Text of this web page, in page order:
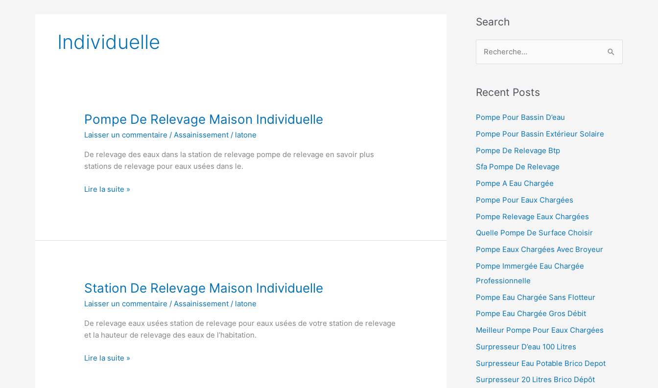
Individuelle
Pompe De Relevage Maison Individuelle
Laisser un commentaire /Assainissement / latone
De relevage des eaux dans la station de relevage pompe de relevage en savoir plus
stations de relevage pour eaux usées dans le.
Pompe
Lire la suite »
Station De Relevage Maison Individuelle
Laisser un commentaire /Assainissement / latone
De relevage eaux usées station de relevage pour eaux usées de votre station de relevage
et la hauteur de relevage des eaux de l’habitation.
Station
Lire la suite »
Search
h
r
c
h
e
r
Recent Posts
Pompe Pour Bassin D’eau
Pompe Pour Bassin Extérieur Solaire
Pompe De Relevage Btp
Sfa Pompe De Relevage
Pompe A Eau Chargée
Pompe Pour Eaux Chargées
Pompe Relevage Eaux Chargées
Quelle Pompe De Surface Choisir
Pompe Eaux Chargées Avec Broyeur
Pompe Immergée Eau Chargée
Professionnelle
Pompe Eau Chargée Sans Flotteur
Pompe Eau Chargée Gros Débit
Meilleur Pompe Pour Eaux Chargées
Surpresseur D’eau 100 Litres
Surpresseur Eau Potable Brico Depot
Surpresseur 20 Litres Brico Dépôt